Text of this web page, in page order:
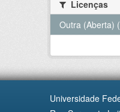
Licenças
Outra (Aberta)
Universidade